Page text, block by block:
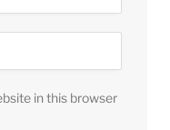
in this browser